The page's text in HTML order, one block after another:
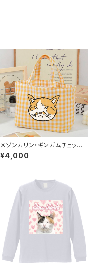
メゾンカリン・ギンガムチェックラ
ンチトートバッグ
¥4,000